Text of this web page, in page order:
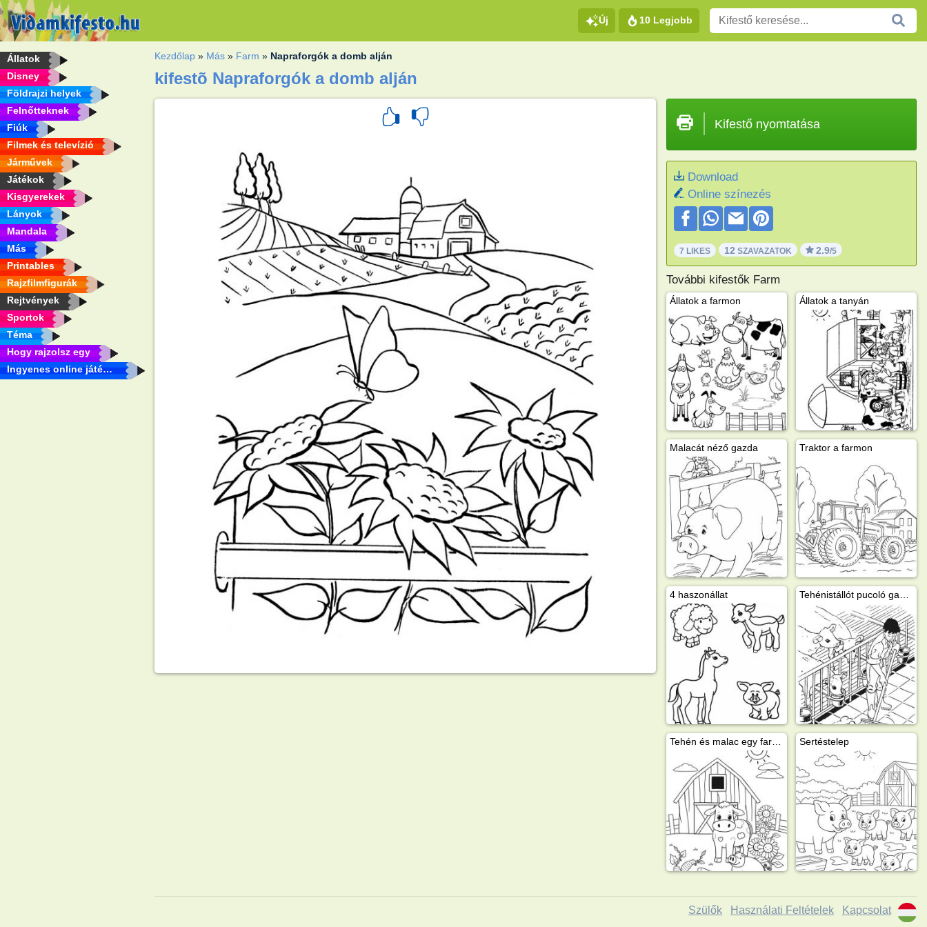
Új 10 Legjobb
Állatok
Disney
Földrajzi helyek
Felnőtteknek
Fiúk
Filmek és televízió
Járművek
Játékok
Kisgyerekek
Lányok
Mandala
Más
Printables
Rajzfilmfigurák
Rejtvények
Sportok
Téma
Hogy rajzolsz egy
Ingyenes online játékok
Kezdőlap » Más » Farm » Napraforgók a domb alján
kifestõ Napraforgók a domb alján
Kifestő nyomtatása
Download
Online színezés
7 LIKES 12 SZAVAZATOK 2.9/5
További kifestők Farm
Állatok a farmon Állatok a tanyán
Malacát néző gazda Traktor a farmon
4 haszonállat
Tehén és malac egy farmon Sertéstelep
Szülők Használati Feltételek Kapcsolat